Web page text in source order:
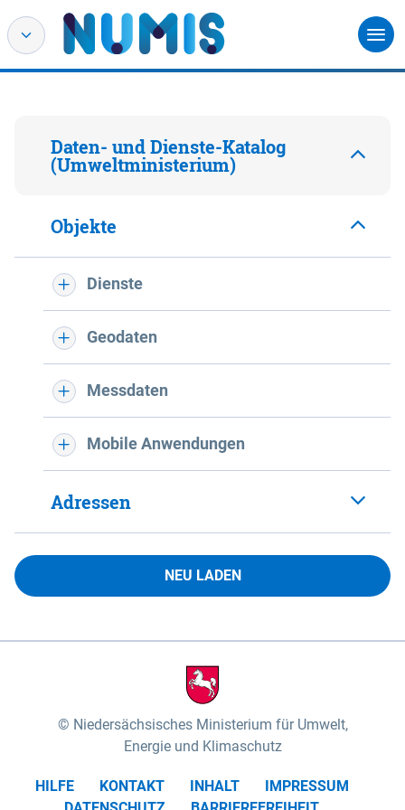
Daten- und Dienste-Katalog
(Umweltministerium)
Objekte
Dienste
Geodaten
Messdaten
Mobile Anwendungen
Adressen
NEU LADEN
Niedersächsisches Ministerium für Umwelt,
Energie und Klimaschutz
HILFE KONTAKT INHALT
IMPRESSUM